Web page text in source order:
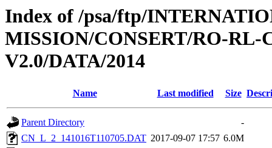
Index of /psa/ftp/
MISSION/CONSERT/RO-RL-
V2.0/DATA/2014
Name Last modified Size
Parent Directory
-
CN_L_2_141016T110705.DAT 2017-09-07 17:57 6.0M